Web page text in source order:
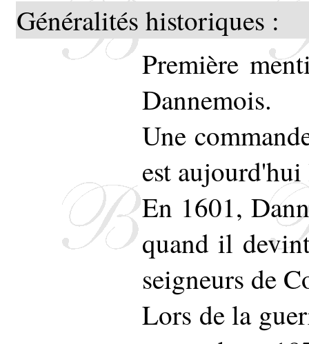
Généralités historiques :
Première
Dannemois.
Une
est
En 1601,
quand il
seigneurs de
Lors de la